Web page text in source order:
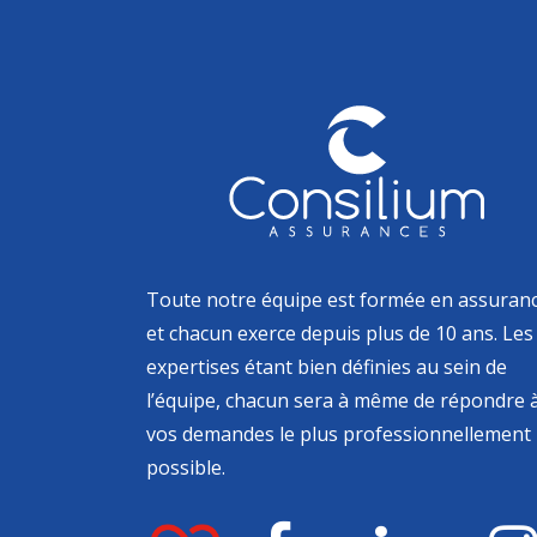
Toute notre équipe est formée en
et chacun exerce depuis plus de 10 ans. Les
expertises étant bien définies au sein de
l’équipe, chacun sera à même de répondre
vos demandes le plus professionnellement
possible.